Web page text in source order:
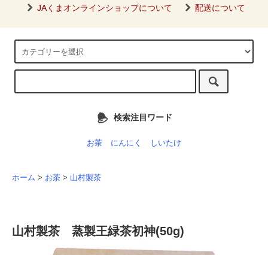
JAくまオンラインショップについて 配送について
検索注目ワード
お茶 にんにく しいたけ
ホーム > お茶 > 山村製茶
山村製茶 蒸製王緑茶初神(50g)